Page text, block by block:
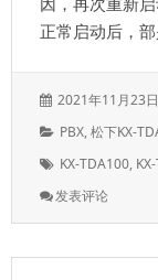
有
效
用
正常启动后，
发
于：
2021年11月23日
分
PBX,松下KX-
标
KX-TDA100,
发表评论: 松
换